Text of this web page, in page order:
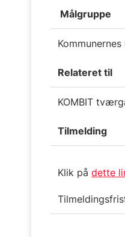
Målgruppe
Relateret til
KOMBIT
Tilmelding
Klik på dette